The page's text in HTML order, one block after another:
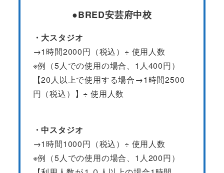
●BRED安芸府中校
・大スタジオ
→1時間2000円（税込）÷ 使用人数
※例（5人での使用の場合、1人400円）
【20人以上で使用する場合→1時間2500
円（税込）】÷ 使用人数
・中スタジオ
→1時間1000円（税込）÷ 使用人数
※例（5人での使用の場合、1人200円）